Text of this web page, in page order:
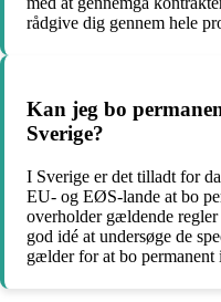
rådgive dig gennem hele
Kan jeg bo
Sverige?
I Sverige er det tilladt for
EU- og EØS-lande at bo
overholder gældende
god idé at undersøge de
gælder for at bo permanent